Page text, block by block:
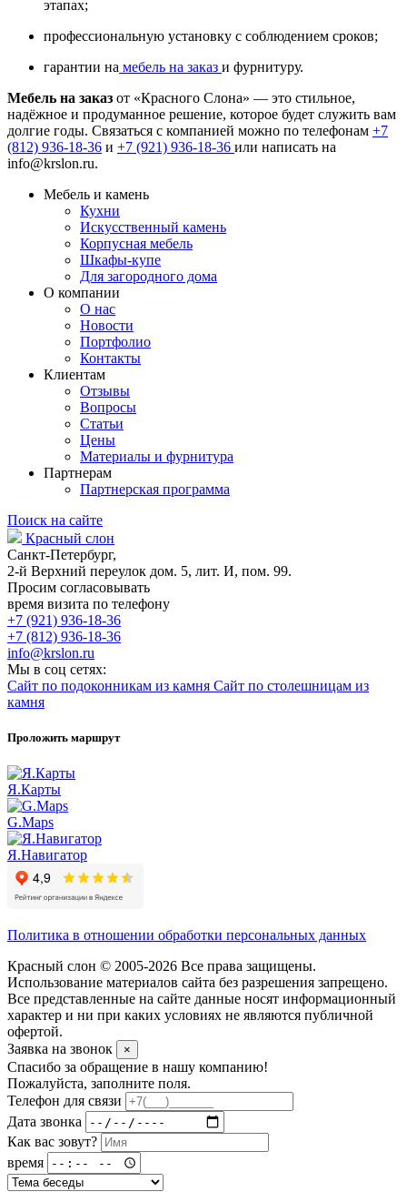
этапах;
профессиональную установку с соблюдением сроков;
гарантии на мебель на заказ и фурнитуру.
Мебель на заказ от «Красного Слона» — это стильное,
надёжное и продуманное решение, которое будет служить вам
долгие годы. Связаться с компанией можно по телефонам +7
(812) 936-18-36 и +7 (921) 936-18-36 или написать на
info@krslon.ru.
Мебель и камень
Кухни
Искусственный камень
Корпусная мебель
Шкафы-купе
Для загородного дома
О компании
О нас
Новости
Портфолио
Контакты
Клиентам
Отзывы
Вопросы
Статьи
Цены
Материалы и фурнитура
Партнерам
Партнерская программа
Поиск на сайте
Красный слон
Санкт-Петербург,
2-й Верхний переулок дом. 5, лит. И, пом. 99.
Просим согласовывать
время визита по телефону
+7 (921) 936-18-36
+7 (812) 936-18-36
info@krslon.ru
Мы в соц сетях:
Сайт по подоконникам из камня Сайт по столешницам из
камня
Проложить маршрут
Я.Карты
G.Maps
Я.Навигатор
Политика в отношении обработки персональных данных
Красный слон © 2005-2026 Все права защищены.
Использование материалов сайта без разрешения запрещено.
Все представленные на сайте данные носят информационный
характер и ни при каких условиях не являются публичной
офертой.
Заявка на звонок
×
Спасибо за обращение в нашу компанию!
Пожалуйста, заполните поля.
Телефон для связи
Дата звонка
Как вас зовут?
время